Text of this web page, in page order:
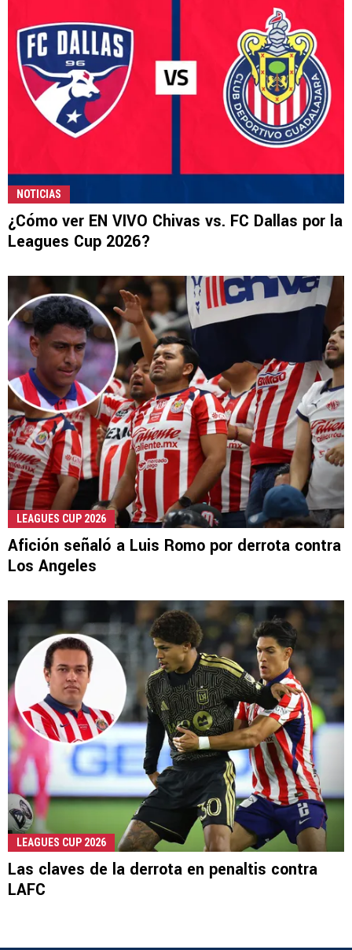
NOTICIAS
¿Cómo ver EN VIVO Chivas vs. FC Dallas por la
Leagues Cup 2026?
LEAGUES CUP 2026
Afición señaló a Luis Romo por derrota contra
Los Angeles
LEAGUES CUP 2026
Las claves de la derrota en penaltis contra
LAFC